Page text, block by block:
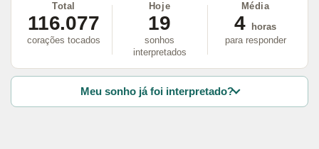
Total
116.077
corações tocados
Hoje
19
sonhos
interpretados
Média
4
horas
para responder
Meu sonho já foi interpretado?